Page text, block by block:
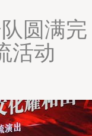
圆满完
活动